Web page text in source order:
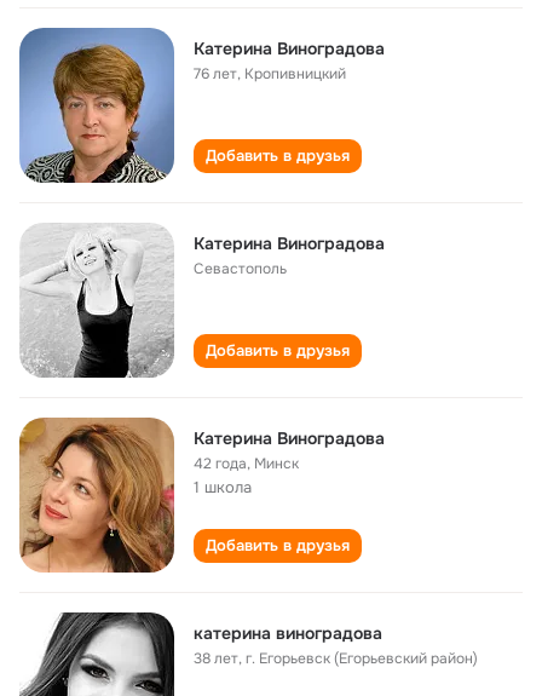
Катерина Виноградова
76 лет, Кропивницкий
Добавить в друзья
Катерина Виноградова
Севастополь
Добавить в друзья
Катерина Виноградова
42 года, Минск
1 школа
Добавить в друзья
катерина виноградова
38 лет,г. Егорьевск (Егорьевский район)